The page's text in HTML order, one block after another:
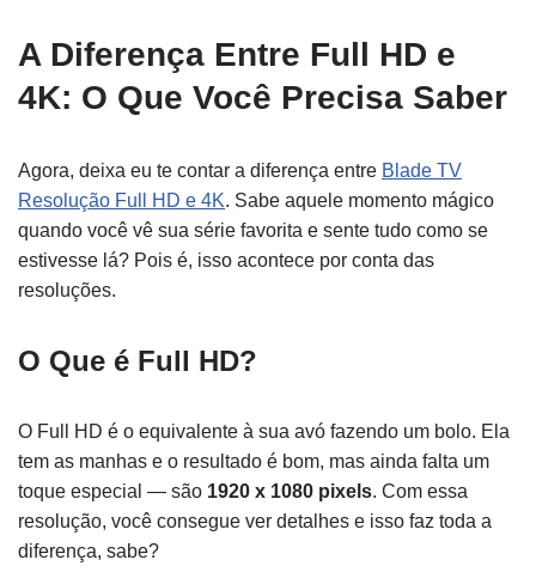
A Diferença Entre Full HD e
4K: O Que Você Precisa Saber
Agora, deixa eu te contar a diferença entre Blade TV
Resolução Full HD e 4K. Sabe aquele momento mágico
quando você vê sua série favorita e sente tudo como se
estivesse lá? Pois é, isso acontece por conta das
resoluções.
O Que é Full HD?
O Full HD é o equivalente à sua avó fazendo um bolo. Ela
tem as manhas e o resultado é bom, mas ainda falta um
toque especial — são 1920 x 1080 pixels. Com essa
resolução, você consegue ver detalhes e isso faz toda a
diferença, sabe?